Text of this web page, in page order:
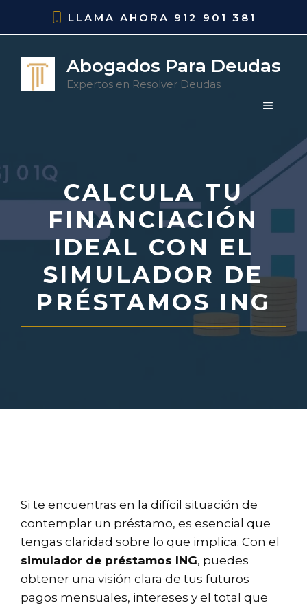
LLAMA AHORA 912 901 381
Abogados Para Deudas
Expertos en Resolver Deudas
MENÚ
CALCULA TU
FINANCIACIÓN
IDEAL CON EL
SIMULADOR DE
PRÉSTAMOS ING
Si te encuentras en la difícil situación de
contemplar un préstamo, es esencial que
tengas claridad sobre lo que implica. Con el
simulador de préstamos ING, puedes
obtener una visión clara de tus futuros
pagos mensuales, intereses y el total que